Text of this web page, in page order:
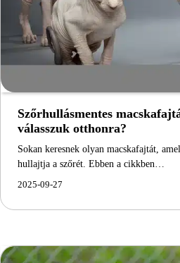
Szőrhullásmentes
válasszuk otthonra?
Sokan keresnek olyan macskafajtát,
hullajtja a szőrét. Ebben a cikkben…
2025-09-27